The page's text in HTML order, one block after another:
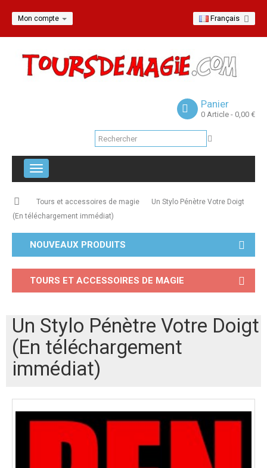
Mon compte Français
Panier
0 Article - 0,00 €
Navigation
bascule
Tours et accessoires de magie
Un Stylo Pénètre Votre Doigt
(En téléchargement immédiat)
NOUVEAUX PRODUITS
TOURS ET ACCESSOIRES DE MAGIE
Un Stylo Pénètre Votre Doigt
(En téléchargement
immédiat)